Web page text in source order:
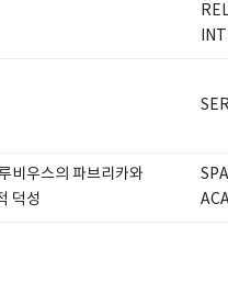
비우스의 파브리카와
덕성